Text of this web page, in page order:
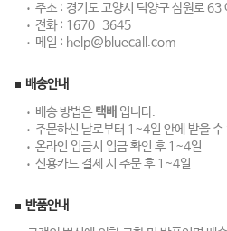
주소 : 경기도 고양시 덕양구 삼원로
전화 : 1670-3645
메일 : help@bluecall.com
배송안내
배송 방법은택배 입니다.
주문하신 날로부터 1~4일 안에 받을 수
온라인 입금시 입금 확인 후 1~4일
신용카드 결제 시 주문 후 1~4일
반품안내